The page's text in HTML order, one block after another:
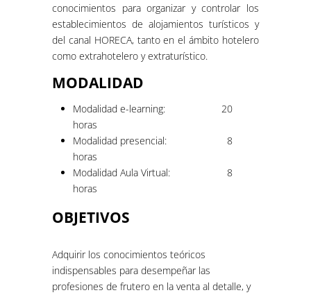
conocimientos para organizar y controlar los
establecimientos de alojamientos turísticos y
del canal HORECA, tanto en el ámbito hotelero
como extrahotelero y extraturístico.
MODALIDAD
Modalidad e-learning:
20
horas
Modalidad presencial:
8
horas
Modalidad Aula Virtual:
8
horas
OBJETIVOS
Adquirir los conocimientos teóricos
indispensables para desempeñar las
profesiones de frutero en la venta al detalle, y